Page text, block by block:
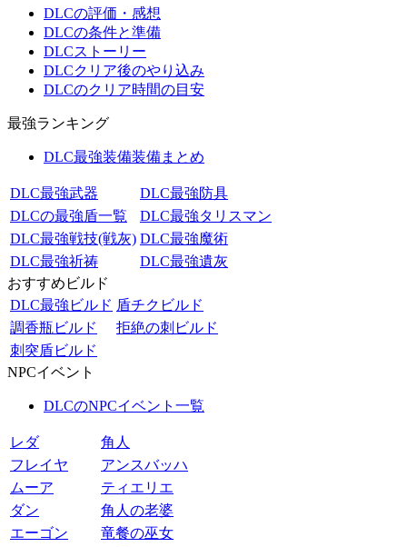
DLCの評価・感想
DLCの条件と準備
DLCストーリー
DLCクリア後のやり込み
DLCのクリア時間の目安
最強ランキング
DLC最強装備装備まとめ
DLC最強武器
DLC最強防具
DLCの最強盾一覧
DLC最強タリスマン
DLC最強戦技(戦灰) DLC最強魔術
DLC最強祈祷
DLC最強遺灰
おすすめビルド
DLC最強ビルド 盾チクビルド
調香瓶ビルド
拒絶の刺ビルド
刺突盾ビルド
NPCイベント
DLCのNPCイベント一覧
レダ
角人
フレイヤ
アンスバッハ
ムーア
ティエリエ
ダン
角人の老婆
エーゴン
竜餐の巫女